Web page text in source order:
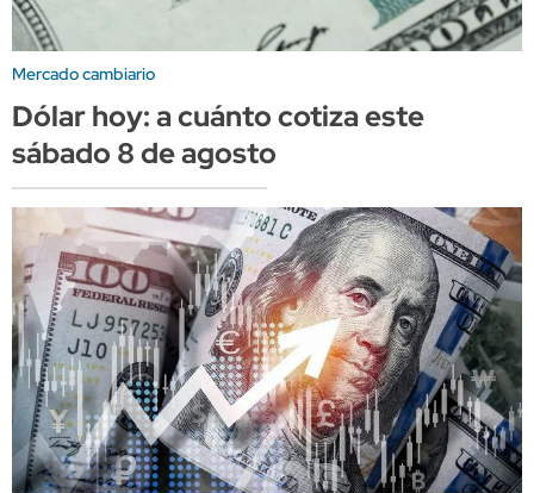
Mercado cambiario
Dólar hoy: a cuánto cotiza este
sábado 8 de agosto